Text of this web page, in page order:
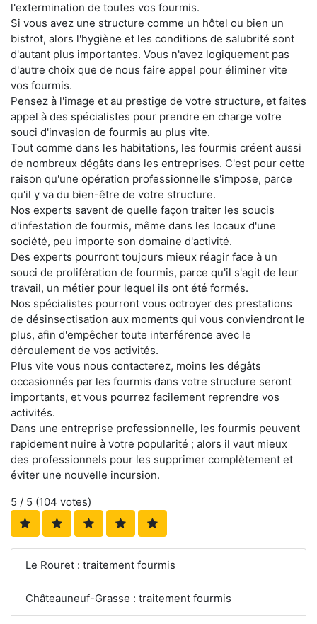
l'extermination de toutes vos fourmis.
Si vous avez une structure comme un hôtel ou bien un
bistrot, alors l'hygiène et les conditions de salubrité sont
d'autant plus importantes. Vous n'avez logiquement pas
d'autre choix que de nous faire appel pour éliminer vite
vos fourmis.
Pensez à l'image et au prestige de votre structure, et faites
appel à des spécialistes pour prendre en charge votre
souci d'invasion de fourmis au plus vite.
Tout comme dans les habitations, les fourmis créent aussi
de nombreux dégâts dans les entreprises. C'est pour cette
raison qu'une opération professionnelle s'impose, parce
qu'il y va du bien-être de votre structure.
Nos experts savent de quelle façon traiter les soucis
d'infestation de fourmis, même dans les locaux d'une
société, peu importe son domaine d'activité.
Des experts pourront toujours mieux réagir face à un
souci de prolifération de fourmis, parce qu'il s'agit de leur
travail, un métier pour lequel ils ont été formés.
Nos spécialistes pourront vous octroyer des prestations
de désinsectisation aux moments qui vous conviendront le
plus, afin d'empêcher toute interférence avec le
déroulement de vos activités.
Plus vite vous nous contacterez, moins les dégâts
occasionnés par les fourmis dans votre structure seront
importants, et vous pourrez facilement reprendre vos
activités.
Dans une entreprise professionnelle, les fourmis peuvent
rapidement nuire à votre popularité ; alors il vaut mieux
des professionnels pour les supprimer complètement et
éviter une nouvelle incursion.
5 / 5 (104 votes)
Le Rouret : traitement fourmis
Châteauneuf-Grasse : traitement fourmis